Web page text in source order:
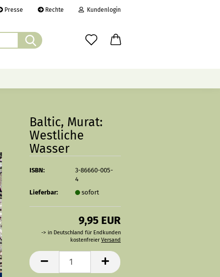
Presse Rechte Kundenlogin
vergessen?
Suche...
Baltic, Murat:
Westliche
Wasser
ISBN:
3-86660-005-
4
Lieferbar:
sofort
9,95 EUR
-> in Deutschland für Endkunden
kostenfreier Versand